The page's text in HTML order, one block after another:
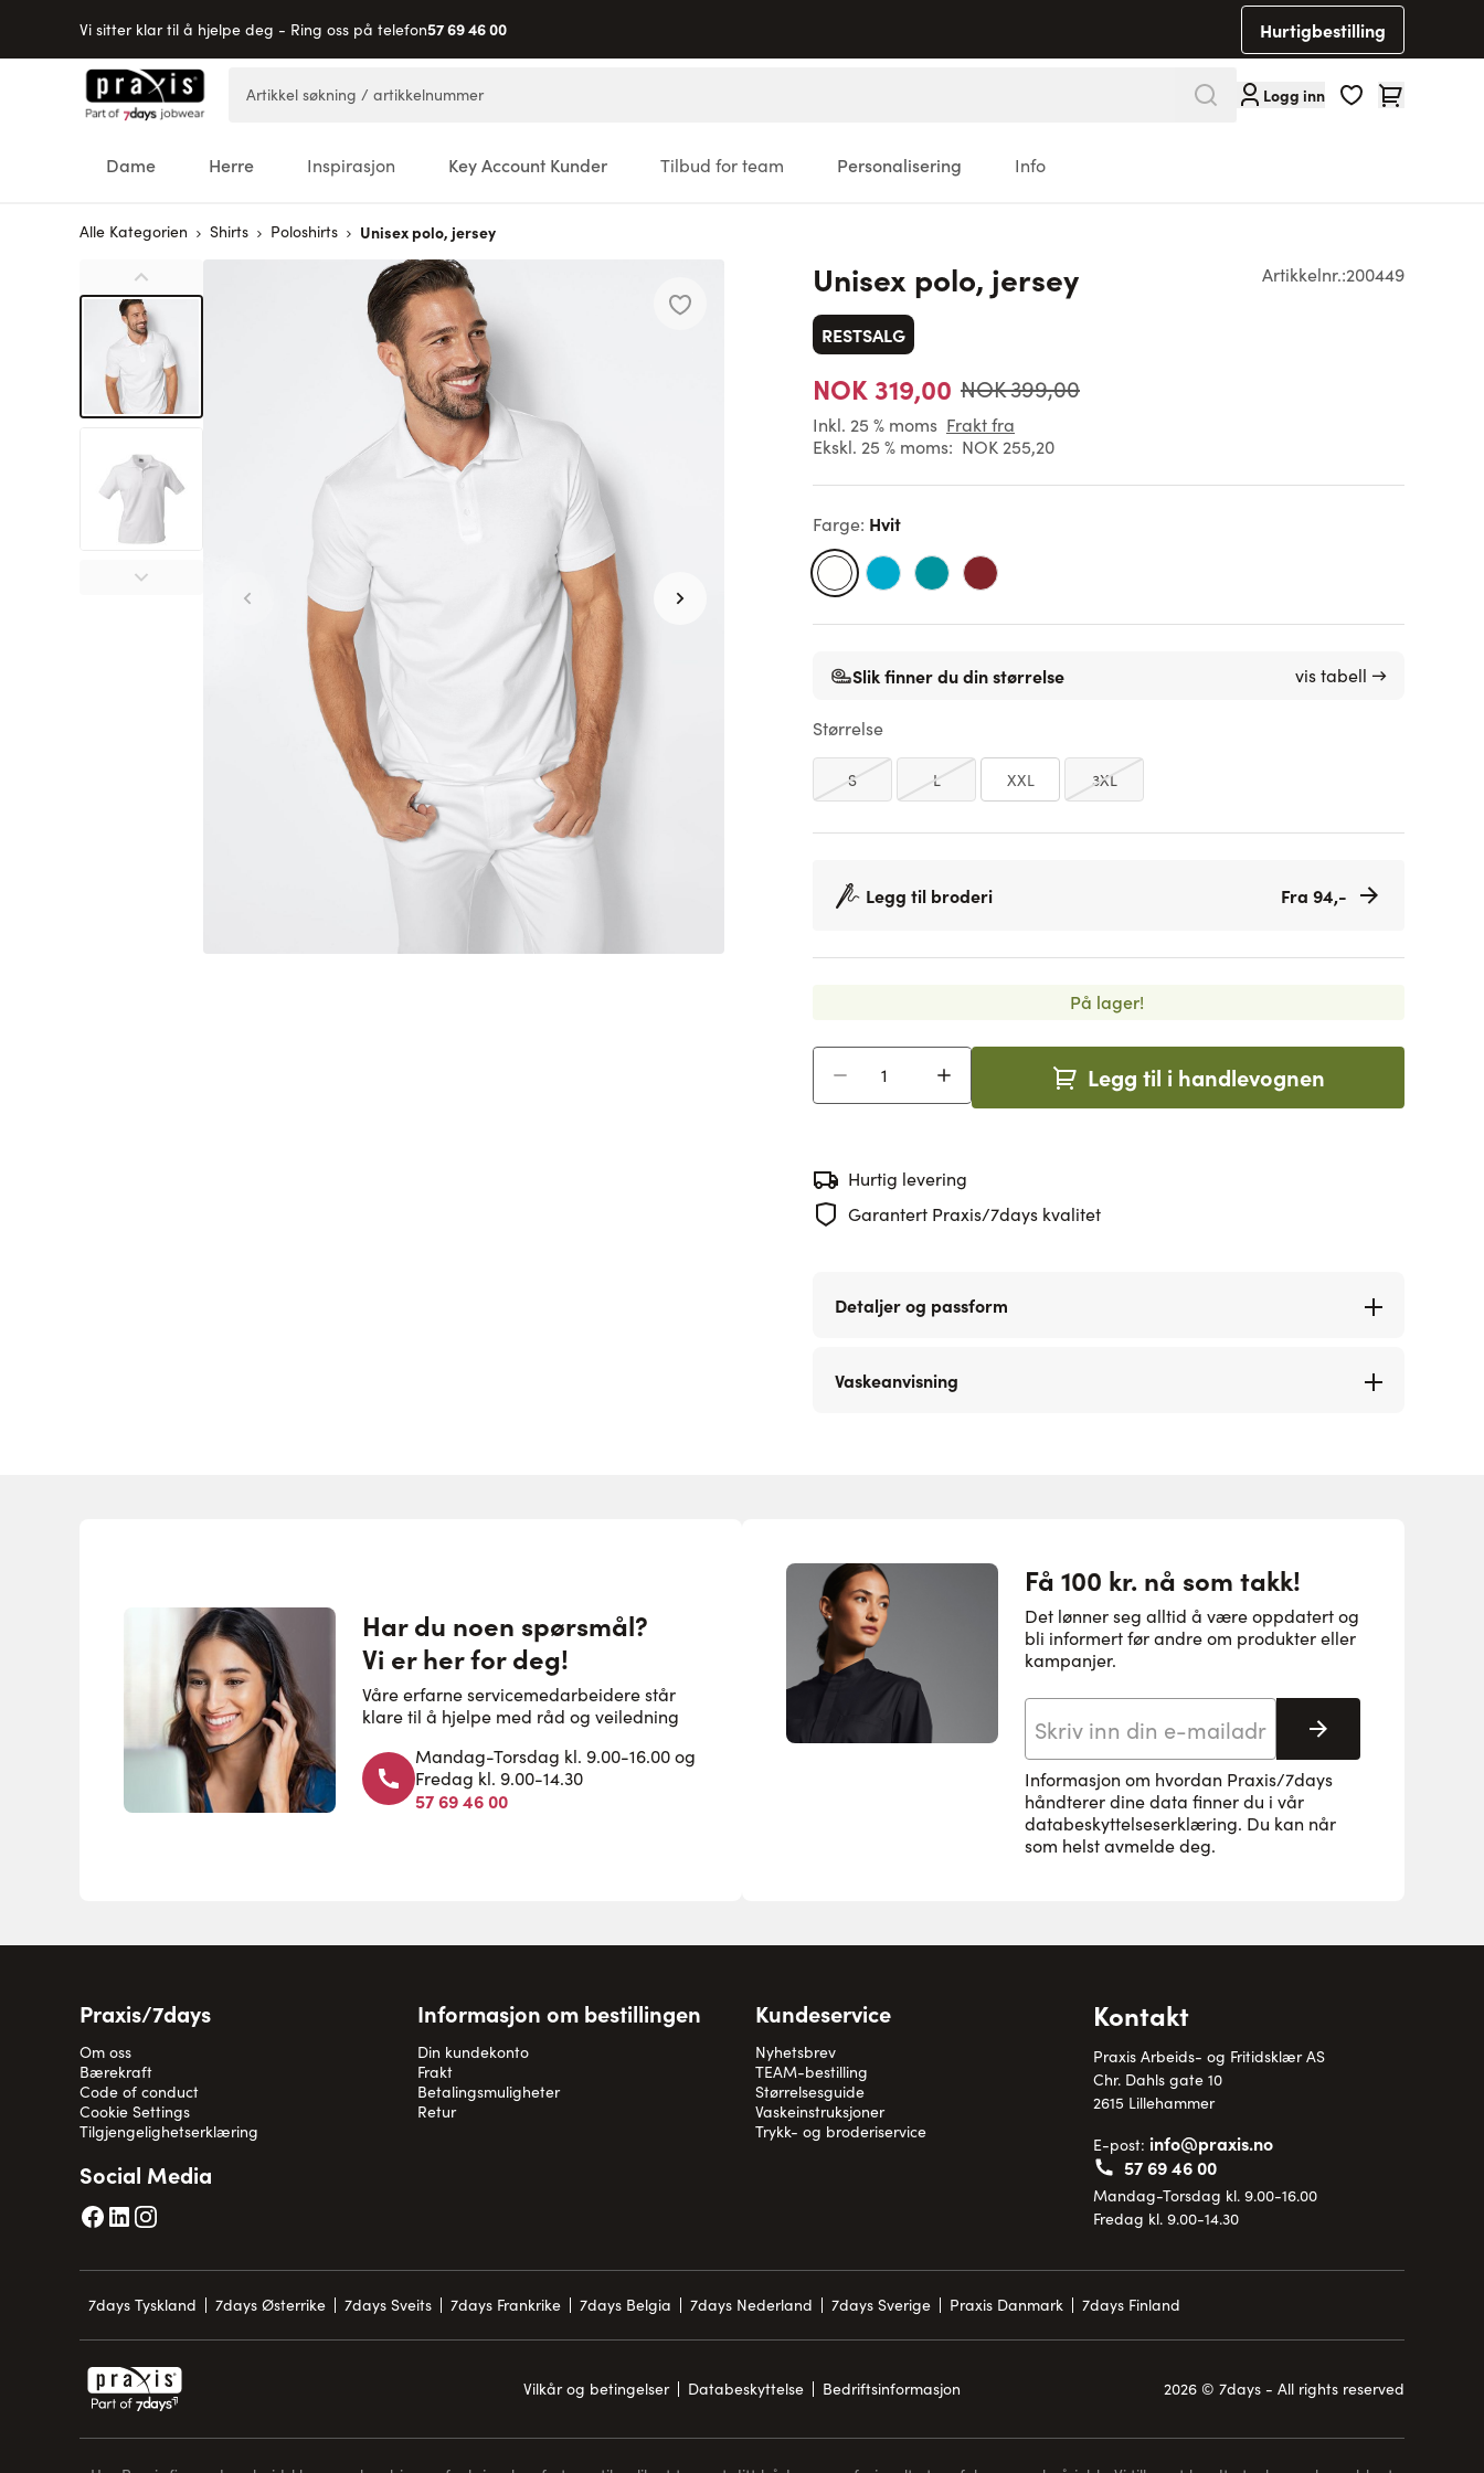
Vi sitter klar til å hjelpe deg - Ring oss på telefon57 69 46 00 Hurtigbestilling
Hopp til innhold
Logg inn Cart
Dame Herre Inspirasjon Key Account Kunder Tilbud for team Personalisering Info
Alle Kategorien Shirts Poloshirts Unisex polo, jersey
Artikkelnr.:200449
Unisex polo, jersey
RESTSALG
NOK 319,00 NOK 399,00
Inkl. 25 % moms Frakt fra
Ekskl. 25 % moms: NOK 255,20
Farge: Hvit
Slik finner du din størrelse vis tabell →
Størrelse
S L XXL 3XL
Legg til broderi Fra 94,-
På lager!
Legg til i handlevognen
Hurtig levering
Garantert Praxis/7days kvalitet
Detaljer og passform
Vaskeanvisning
Har du noen spørsmål?
Vi er her for deg!
Våre erfarne servicemedarbeidere står
klare til å hjelpe med råd og veiledning
Mandag-Torsdag kl. 9.00-16.00 og
Fredag kl. 9.00-14.30
57 69 46 00
Få 100 kr. nå som takk!
Det lønner seg alltid å være oppdatert og
bli informert før andre om produkter eller
kampanjer.
Abonnere
Informasjon om hvordan Praxis/7days
håndterer dine data finner du i vår
databeskyttelseserklæring. Du kan når
som helst avmelde deg.
Praxis/7days
Om oss
Bærekraft
Code of conduct
Cookie Settings
Tilgjengelighetserklæring
Informasjon om bestillingen
Din kundekonto
Frakt
Betalingsmuligheter
Retur
Kundeservice
Nyhetsbrev
TEAM-bestilling
Størrelsesguide
Vaskeinstruksjoner
Trykk- og broderiservice
Kontakt
Praxis Arbeids- og Fritidsklær AS
Chr. Dahls gate 10
2615 Lillehammer
E-post: info@praxis.no
57 69 46 00
Mandag-Torsdag kl. 9.00-16.00
Fredag kl. 9.00-14.30
Social Media
7days Tyskland 7days Østerrike 7days Sveits 7days Frankrike 7days Belgia 7days Nederland 7days Sverige Praxis Danmark 7days Finland
Vilkår og betingelser Databeskyttelse Bedriftsinformasjon 2026 © 7days - All rights reserved